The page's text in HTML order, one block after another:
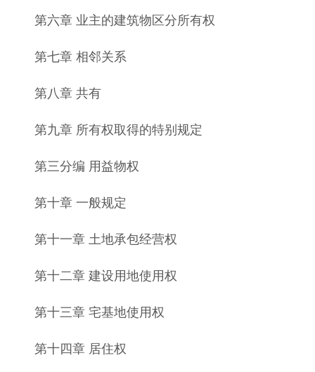
第六章 业主的建筑物区分所有权
第七章 相邻关系
第八章 共有
第九章 所有权取得的特别规定
第三分编 用益物权
第十章 一般规定
第十一章 土地承包经营权
第十二章 建设用地使用权
第十三章 宅基地使用权
第十四章 居住权